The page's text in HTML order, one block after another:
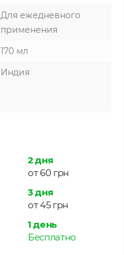
Для ежедневного
применения
170 мл
Индия
2 дня
от 60 грн
3 дня
от 45 грн
1 день
Бесплатно